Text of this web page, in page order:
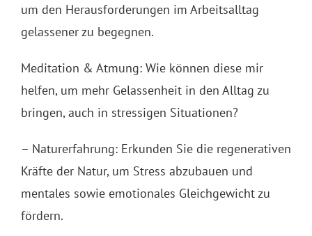
um den Herausforderungen im Arbeitsalltag
gelassener zu begegnen.
Meditation & Atmung: Wie können diese mir
helfen, um mehr Gelassenheit in den Alltag zu
bringen, auch in stressigen Situationen?
– Naturerfahrung: Erkunden Sie die regenerativen
Kräfte der Natur, um Stress abzubauen und
mentales sowie emotionales Gleichgewicht zu
fördern.